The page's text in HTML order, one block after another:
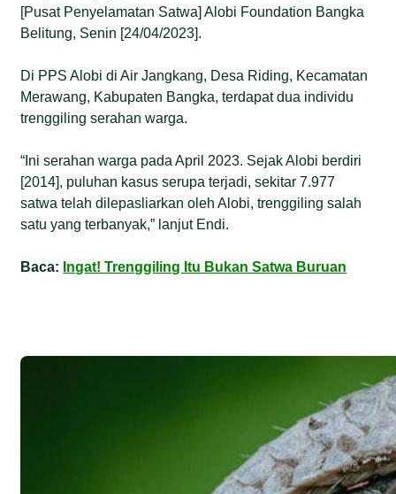
[Pusat Penyelamatan Satwa] Alobi Foundation Bangka
Belitung, Senin [24/04/2023].
Di PPS Alobi di Air Jangkang, Desa Riding, Kecamatan
Merawang, Kabupaten Bangka, terdapat dua individu
trenggiling serahan warga.
“Ini serahan warga pada April 2023. Sejak Alobi berdiri
[2014], puluhan kasus serupa terjadi, sekitar 7.977
satwa telah dilepasliarkan oleh Alobi, trenggiling salah
satu yang terbanyak,” lanjut Endi.
Baca: Ingat! Trenggiling Itu Bukan Satwa Buruan